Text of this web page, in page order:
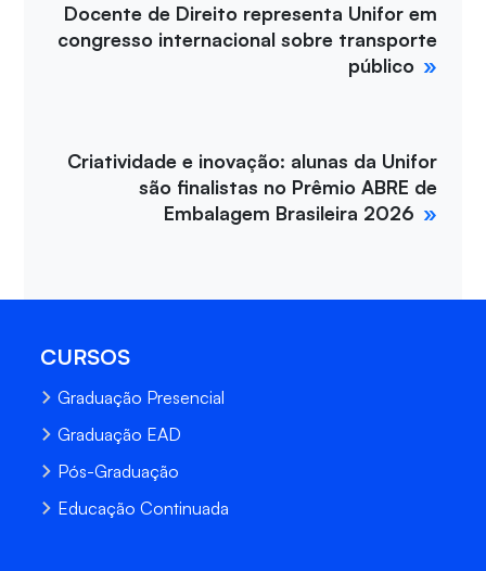
Docente de Direito representa Unifor em
congresso internacional sobre transporte
público
Criatividade e inovação: alunas da Unifor
são finalistas no Prêmio ABRE de
Embalagem Brasileira 2026
CURSOS
Graduação Presencial
Graduação EAD
Pós-Graduação
Educação Continuada